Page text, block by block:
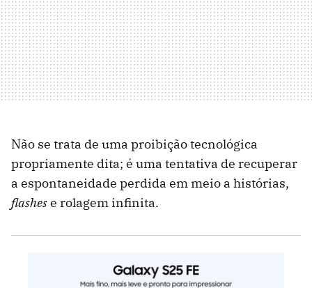
Não se trata de uma proibição tecnológica
propriamente dita; é uma tentativa de recuperar
a espontaneidade perdida em meio a histórias,
flashese rolagem infinita.